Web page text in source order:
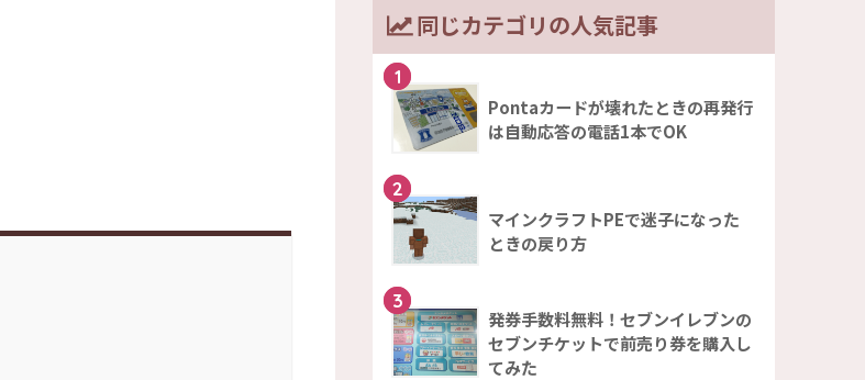
同じカテゴリの人気記事
1
Pontaカードが壊れたときの再発行
は自動応答の電話1本でOK
2
マインクラフトPEで迷子になった
ときの戻り方
3
発券手数料無料！セブンイレブンの
セブンチケットで前売り券を購入し
てみた